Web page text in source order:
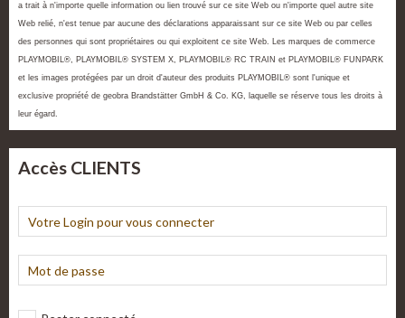
a trait à n'importe quelle information ou lien trouvé sur ce site Web ou n'importe quel autre site
Web relié, n'est tenue par aucune des déclarations apparaissant sur ce site Web ou par celles
des personnes qui sont propriétaires ou qui exploitent ce site Web. Les marques de commerce
PLAYMOBIL®, PLAYMOBIL® SYSTEM X, PLAYMOBIL® RC TRAIN et PLAYMOBIL® FUNPARK
et les images protégées par un droit d'auteur des produits PLAYMOBIL® sont l'unique et
exclusive propriété de geobra Brandstätter GmbH & Co. KG, laquelle se réserve tous les droits à
leur égard.
Accès CLIENTS